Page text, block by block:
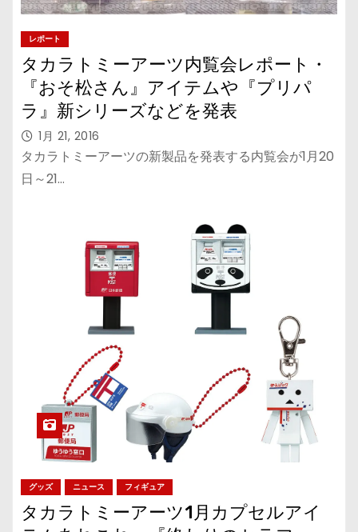
レポート
タカラトミーアーツ内覧会レポート・
『おそ松さん』アイテムや『プリパ
ラ』新シリーズなどを発表
1月 21, 2016
タカラトミーアーツの新製品を発表する内覧会が1月20
日～21…
グッズ ニュース フィギュア
タカラトミーアーツ1月カプセルアイ